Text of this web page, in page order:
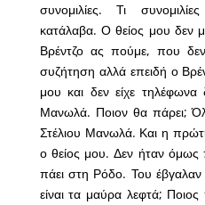
συνομιλίες. Τι
κατάλαβα. Ο θείος μου δεν
Βρέντζο ας πούμε, που
συζήτηση αλλά επειδή ο
μου και δεν είχε
Μανωλά. Ποιον θα πάρει;
Στέλιου Μανωλά. Και η
ο θείος μου. Δεν ήταν όμως
πάει στη Ρόδο. Του
είναι τα μαύρα λεφτά;